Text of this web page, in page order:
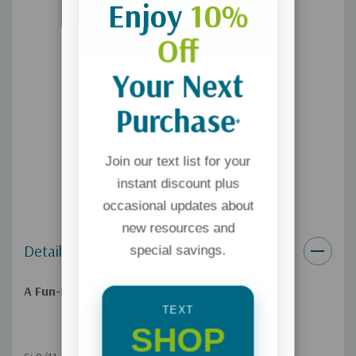
evangelístico, audiolibro y libro para regalo
Details
A Fun-Filled Way to Draw Near to God
Enjoy 10%
Off
Your Next
Purchase*
Join our text list for your
instant discount plus
occasional updates about
new resources and
special savings.
TEXT
SHOP